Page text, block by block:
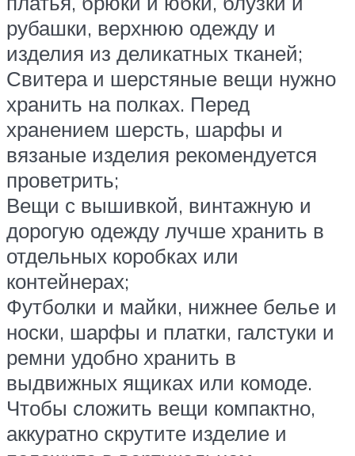
рубашки, верхнюю одежду и
изделия из деликатных тканей;
Свитера и шерстяные вещи нужно
хранить на полках. Перед
хранением шерсть, шарфы и
вязаные изделия рекомендуется
проветрить;
Вещи с вышивкой, винтажную и
дорогую одежду лучше хранить в
отдельных коробках или
контейнерах;
Футболки и майки, нижнее белье и
носки, шарфы и платки, галстуки и
ремни удобно хранить в
выдвижных ящиках или комоде.
Чтобы сложить вещи компактно,
аккуратно скрутите изделие и